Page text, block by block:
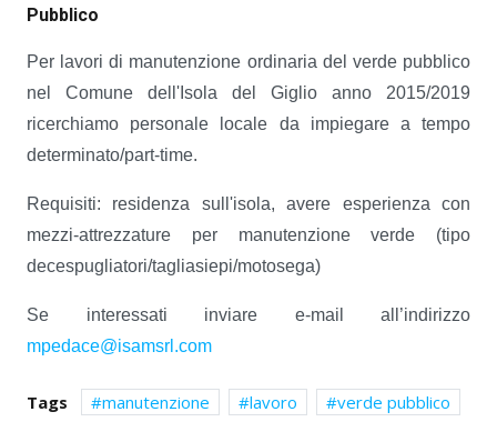
Pubblico
Per lavori di manutenzione ordinaria del verde pubblico
nel Comune dell'Isola del Giglio anno 2015/2019
ricerchiamo personale locale da impiegare a tempo
determinato/part-time.
Requisiti: residenza sull'isola, avere esperienza con
mezzi-attrezzature per manutenzione verde (tipo
decespugliatori/tagliasiepi/motosega)
Se interessati inviare e-mail all’indirizzo
mpedace@isamsrl.com
Tags manutenzione lavoro verde pubblico